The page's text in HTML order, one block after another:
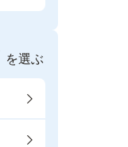
を選ぶ